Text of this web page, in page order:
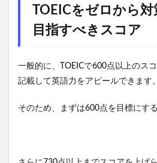
TOEICをゼロから
目指すべきスコア
一般的に、TOEICで600点以上のス
記載して英語力をアピールできます。
そのため、まずは600点を目標にす